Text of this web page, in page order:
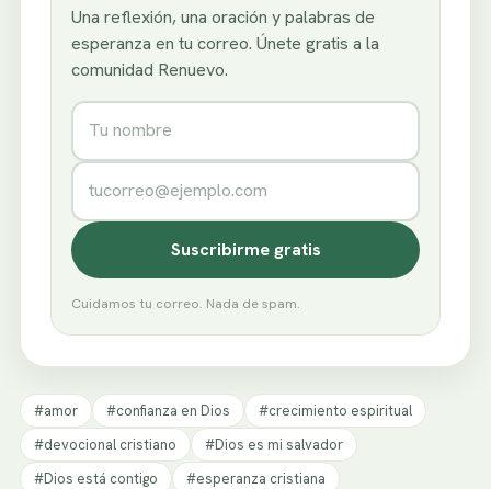
Una reflexión, una oración y palabras de
esperanza en tu correo. Únete gratis a la
comunidad Renuevo.
Nombre
Correo electrónico
Suscribirme gratis
Cuidamos tu correo. Nada de spam.
#amor #confianza en Dios
#crecimiento espiritual
#devocional cristiano
#Dios es mi salvador
#Dios está contigo
#esperanza cristiana